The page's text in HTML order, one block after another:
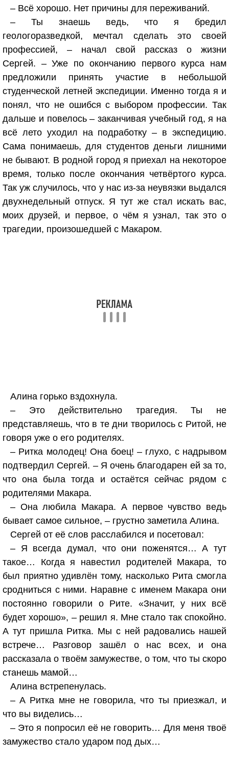
– Всё хорошо. Нет причины для переживаний.
– Ты знаешь ведь, что я бредил
геологоразведкой, мечтал сделать это своей
профессией, – начал свой рассказ о жизни
Сергей. – Уже по окончанию первого курса нам
предложили принять участие в небольшой
студенческой летней экспедиции. Именно тогда я и
понял, что не ошибся с выбором профессии. Так
дальше и повелось – заканчивая учебный год, я на
всё лето уходил на подработку – в экспедицию.
Сама понимаешь, для студентов деньги лишними
не бывают. В родной город я приехал на некоторое
время, только после окончания четвёртого курса.
Так уж случилось, что у нас из-за неувязки выдался
двухнедельный отпуск. Я тут же стал искать вас,
моих друзей, и первое, о чём я узнал, так это о
трагедии, произошедшей с Макаром.
Алина горько вздохнула.
– Это действительно трагедия. Ты не
представляешь, что в те дни творилось с Ритой, не
говоря уже о его родителях.
– Ритка молодец! Она боец! – глухо, с надрывом
подтвердил Сергей. – Я очень благодарен ей за то,
что она была тогда и остаётся сейчас рядом с
родителями Макара.
– Она любила Макара. А первое чувство ведь
бывает самое сильное, – грустно заметила Алина.
Сергей от её слов расслабился и посетовал:
– Я всегда думал, что они поженятся… А тут
такое… Когда я навестил родителей Макара, то
был приятно удивлён тому, насколько Рита смогла
сродниться с ними. Наравне с именем Макара они
постоянно говорили о Рите. «Значит, у них всё
будет хорошо», – решил я. Мне стало так спокойно.
А тут пришла Ритка. Мы с ней радовались нашей
встрече… Разговор зашёл о нас всех, и она
рассказала о твоём замужестве, о том, что ты скоро
станешь мамой…
Алина встрепенулась.
– А Ритка мне не говорила, что ты приезжал, и
что вы виделись…
– Это я попросил её не говорить… Для меня твоё
замужество стало ударом под дых…